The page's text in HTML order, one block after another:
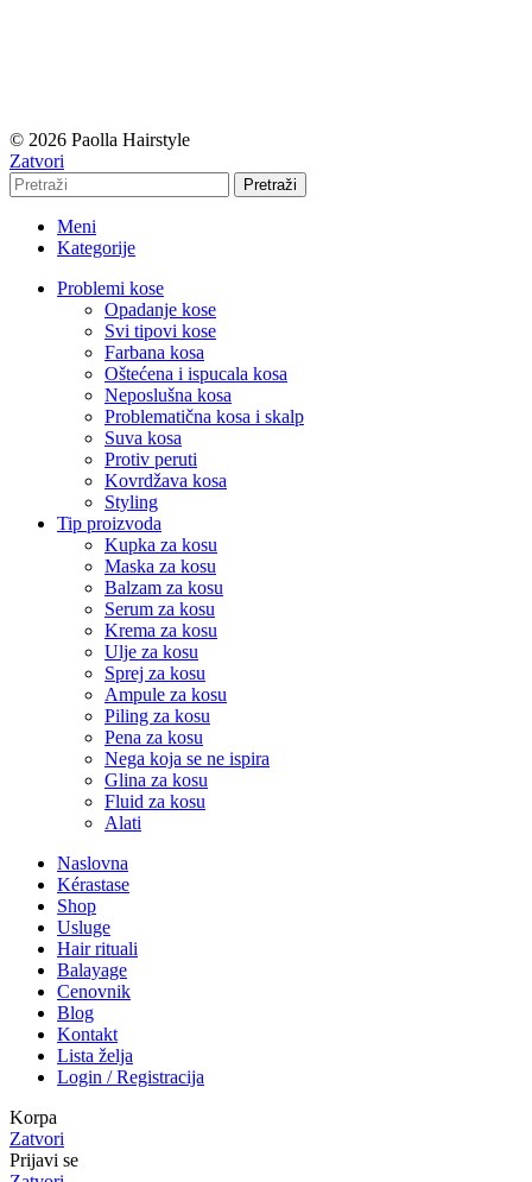
© 2026 Paolla Hairstyle
Zatvori
Pretraži
Meni
Kategorije
Problemi kose
Opadanje kose
Svi tipovi kose
Farbana kosa
Oštećena i ispucala kosa
Neposlušna kosa
Problematična kosa i skalp
Suva kosa
Protiv peruti
Kovrdžava kosa
Styling
Tip proizvoda
Kupka za kosu
Maska za kosu
Balzam za kosu
Serum za kosu
Krema za kosu
Ulje za kosu
Sprej za kosu
Ampule za kosu
Piling za kosu
Pena za kosu
Nega koja se ne ispira
Glina za kosu
Fluid za kosu
Alati
Naslovna
Kérastase
Shop
Usluge
Hair rituali
Balayage
Cenovnik
Blog
Kontakt
Lista želja
Login / Registracija
Korpa
Zatvori
Prijavi se